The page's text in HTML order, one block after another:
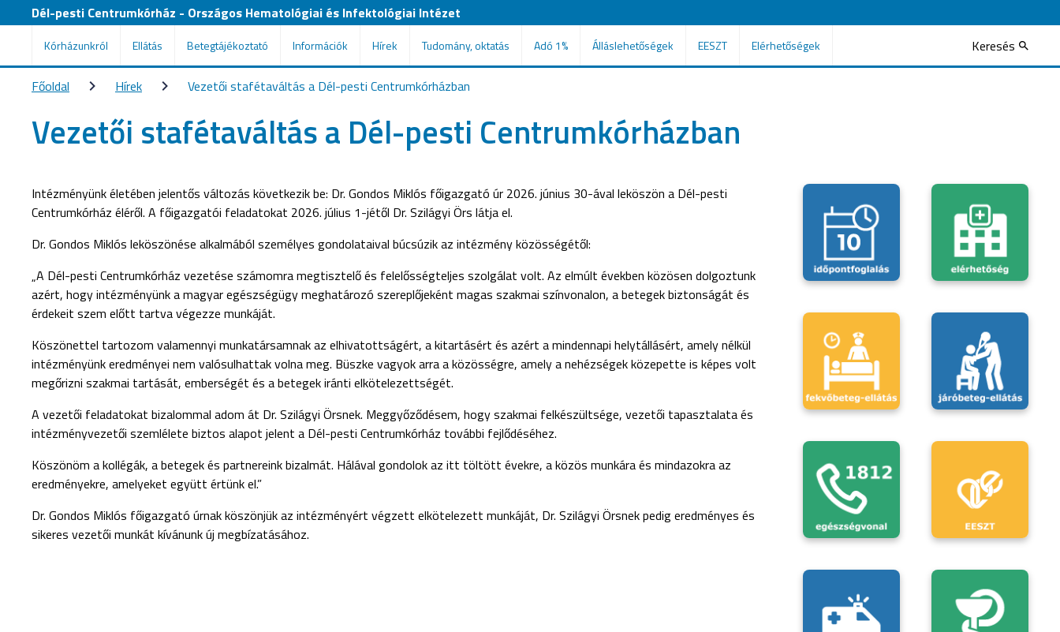
Dél-pesti Centrumkórház - Országos Hematológiai és Infektológiai Intézet
Kórházunkról Ellátás Betegtájékoztató Információk Hírek Tudomány, oktatás Adó 1% Álláslehetőségek EESZT Elérhetőségek Keresés
Főoldal Hírek Vezetői stafétaváltás a Dél-pesti Centrumkórházban
Vezetői stafétaváltás a Dél-pesti Centrumkórházban
Intézményünk életében jelentős változás következik be: Dr. Gondos Miklós főigazgató úr 2026. június 30-ával leköszön a Dél-pesti
Centrumkórház éléről. A főigazgatói feladatokat 2026. július 1-jétől Dr. Szilágyi Örs látja el.
Dr. Gondos Miklós leköszönése alkalmából személyes gondolataival búcsúzik az intézmény közösségétől:
„A Dél-pesti Centrumkórház vezetése számomra megtisztelő és felelősségteljes szolgálat volt. Az elmúlt években közösen dolgoztunk
azért, hogy intézményünk a magyar egészségügy meghatározó szereplőjeként magas szakmai színvonalon, a betegek biztonságát és
érdekeit szem előtt tartva végezze munkáját.
Köszönettel tartozom valamennyi munkatársamnak az elhivatottságért, a kitartásért és azért a mindennapi helytállásért, amely nélkül
intézményünk eredményei nem valósulhattak volna meg. Büszke vagyok arra a közösségre, amely a nehézségek közepette is képes volt
megőrizni szakmai tartását, emberségét és a betegek iránti elkötelezettségét.
A vezetői feladatokat bizalommal adom át Dr. Szilágyi Örsnek. Meggyőződésem, hogy szakmai felkészültsége, vezetői tapasztalata és
intézményvezetői szemlélete biztos alapot jelent a Dél-pesti Centrumkórház további fejlődéséhez.
Köszönöm a kollégák, a betegek és partnereink bizalmát. Hálával gondolok az itt töltött évekre, a közös munkára és mindazokra az
eredményekre, amelyeket együtt értünk el.”
Dr. Gondos Miklós főigazgató úrnak köszönjük az intézményért végzett elkötelezett munkáját, Dr. Szilágyi Örsnek pedig eredményes és
sikeres vezetői munkát kívánunk új megbízatásához.